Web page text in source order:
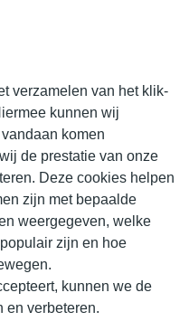
verzamelen van het klik-
kunnen wij
komen
de prestatie van onze
Deze cookies helpen
zijn met bepaalde
weergegeven, welke
zijn en hoe
kunnen we de
en verbeteren.